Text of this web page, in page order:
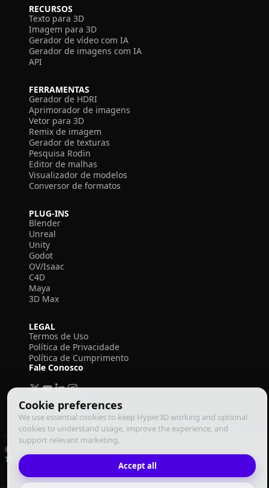
Cookie preferences
We use essential cookies to keep Hyper3D working and optional
cookies to understand usage, improve the experience, and
support relevant marketing.
Accept all
RECURSOS
Texto para 3D
Imagem para 3D
Gerador de vídeo com IA
Gerador de imagens com IA
API
FERRAMENTAS
Gerador de HDRI
Aprimorador de imagens
Vetor para 3D
Remix de imagem
Gerador de texturas
Pesquisa Rodin
Editor de malhas
Visualizador de modelos
Conversor de formatos
PLUG-INS
Blender
Unreal
Unity
Godot
OV/Isaac
C4D
Maya
3D Max
LEGAL
Termos de Uso
Política de Privacidade
Política de Cumprimento
Fale Conosco
© 2026 Deemos Corporation. Todos os direitos reservados
Termos de Uso
Português